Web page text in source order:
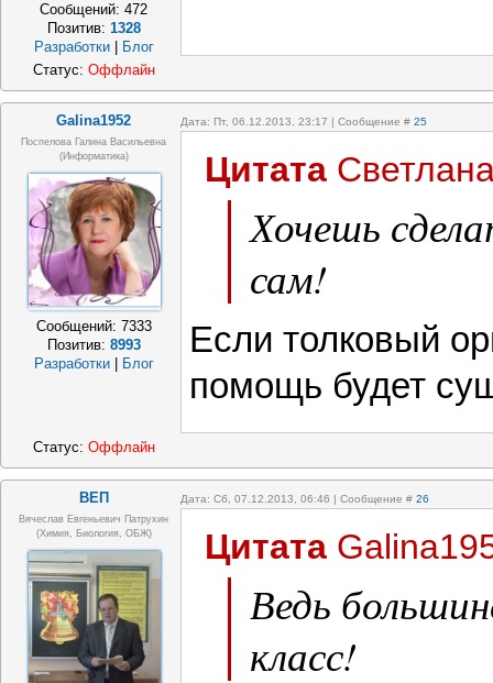
Сообщений:472
Позитив: 1328
Разработки
Блог
Статус: Оффлайн
Galina1952 Дата: Пт, 06.12.2013, 23:17 | Сообщение # 25
Поспелова Галина Васильевна
(информатика)
Сообщений: 7333
Позитив: 8993
Разработки
Блог
Цитата
Хочешь
сам!
Если толковый
помощь будет
Статус: Оффлайн
ВЕП Дата: Сб, 07.12.2013, 06:46 | Сообщение # 26
Вячеслав Евгеньевич Патрухин
(Химия, Биология, ОБЖ)
Цитата
Ведь
класс!